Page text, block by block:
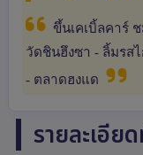
ขึ้นเคเบิ้ลคาร์
วัดชินฮึงซา - ลิ้มรส
- ตลาดฮงแด
รายละเอีย